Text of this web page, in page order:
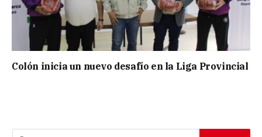
Colón inicia un nuevo desafío en la Liga Provincial